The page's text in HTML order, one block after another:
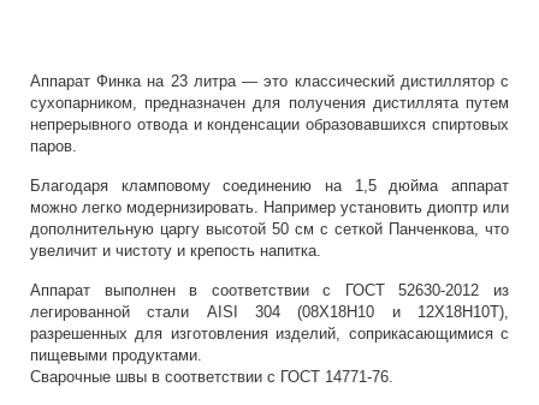
Аппарат Финка на 23 литра — это классический дистиллятор с
сухопарником, предназначен для получения дистиллята путем
непрерывного отвода и конденсации образовавшихся спиртовых
паров.
Благодаря кламповому соединению на 1,5 дюйма аппарат
можно легко модернизировать. Например установить диоптр или
дополнительную царгу высотой 50 см с сеткой Панченкова, что
увеличит и чистоту и крепость напитка.
Аппарат выполнен в соответствии с ГОСТ 52630-2012 из
легированной стали AISI 304 (08Х18Н10 и 12Х18Н10Т),
разрешенных для изготовления изделий, соприкасающимися с
пищевыми продуктами.
Сварочные швы в соответствии с ГОСТ 14771-76.